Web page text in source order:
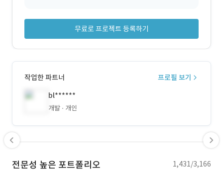
무료로 프로젝트 등록하기
작업한 파트너
프로필 보기
bl******
개발 개인
전문성 높은 포트폴리오 1,431/3,166